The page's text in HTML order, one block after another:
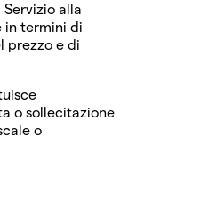
alla
in termini di
prezzo e di
o sollecitazione
o